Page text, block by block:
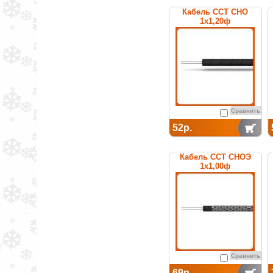
Кабель ССТ СНО
1х1,20ф
нагревательный
Сравнить
52р.
Кабель ССТ СНОЭ
1х1,00ф
нагревательный
Сравнить